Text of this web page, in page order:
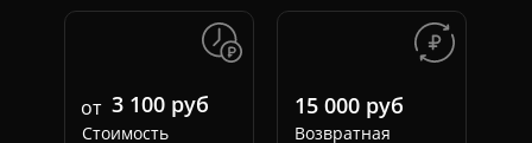
Стоимость
15 000 руб
от
Возвратная
3 100 руб